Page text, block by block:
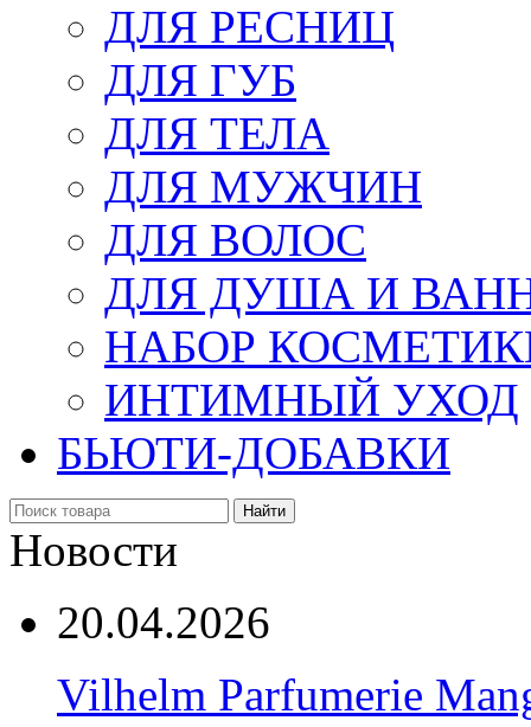
ДЛЯ РЕСНИЦ
ДЛЯ ГУБ
ДЛЯ ТЕЛА
ДЛЯ МУЖЧИН
ДЛЯ ВОЛОС
ДЛЯ ДУША И
НАБОР
ИНТИМНЫЙ УХОД
БЬЮТИ-ДОБАВКИ
Найти
Новости
20.04.2026
Vilhelm Parfumerie